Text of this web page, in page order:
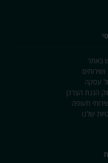
באתר
עסקה
הגנת הצרכן
תעופה
שלנו